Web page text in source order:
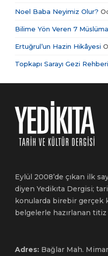
Noel Baba Neyimiz Olur?
Bilime Yön Veren 7
Ertuğrul’un Hazin Hikâyesi
Topkapı Sarayı Gezi Rehberi
Eylül 2008’de çıkan ilk
diyen Yedikıta Dergisi;
konularda birebir gerçek
belgelerle hazırlanan titiz
Adres: Bağlar Mah.